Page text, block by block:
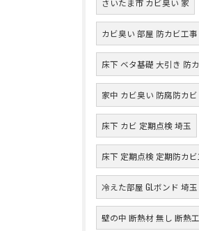
さいたま市 カビ臭い 家
カビ臭い 部屋 防カビ工
床下 ベタ基礎 大引き 防
家中 カビ臭い 防腐防カビ
床下 カビ 定期点検 埼玉
床下 定期点検 定期防カ
冷えた部屋 GLボンド 埼玉
壁の中 断熱材 無し 断熱